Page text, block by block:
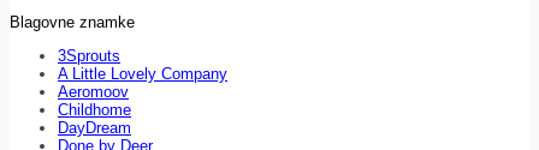
Blagovne znamke
3Sprouts
A Little Lovely Company
Aeromoov
Childhome
DayDream
Done by Deer